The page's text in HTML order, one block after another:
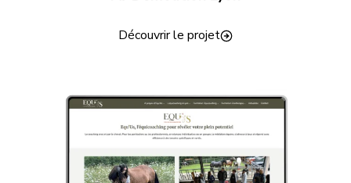
Découvrir le projet